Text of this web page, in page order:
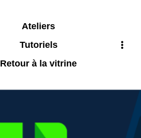
Ateliers
Tutoriels
Retour à la vitrine